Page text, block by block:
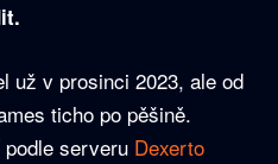
už v prosinci 2023, ale od
ticho po pěšině.
serveru Dexerto